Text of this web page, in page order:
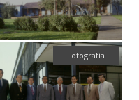
Fotografía